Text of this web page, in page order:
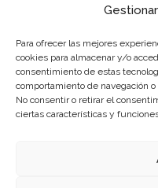
Para ofrecer las mejores
cookies para almacenar y/o
consentimiento de estas
comportamiento de navegación
No consentir o retirar el
ciertas características y
La gestión de la DOP Lanzarote
con fondos provenientes del